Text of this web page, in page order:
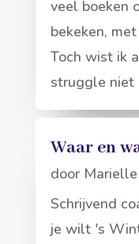
veel boeken
bekeken,
Toch wist ik
struggle niet
Waar en
door
Schrijvend
je wilt 's